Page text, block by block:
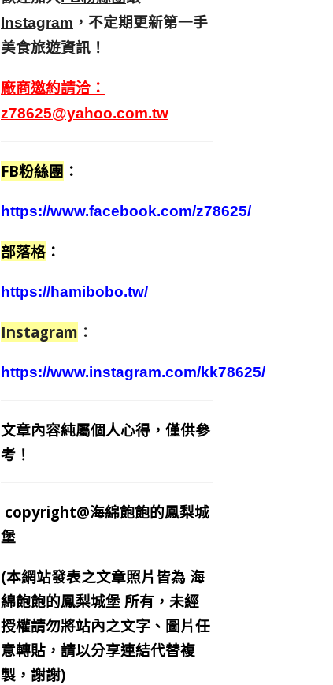
Instagram ，不定期更新第一手
美食旅遊資訊！
廠商邀約請洽：
z78625@yahoo.com.tw
FB粉絲團 ：
https://www.facebook.com/z78625/
部落格 ：
https://hamibobo.tw/
Instagram ：
https://www.instagram.com/kk78625/
文章內容純屬個人心得，僅供參
考！
copyright@海綿飽飽的鳳梨城
堡
(本網站發表之文章照片皆為 海
綿飽飽的鳳梨城堡 所有，未經
授權請勿將站內之文字、圖片任
意轉貼，請以分享連結代替複
製，謝謝)